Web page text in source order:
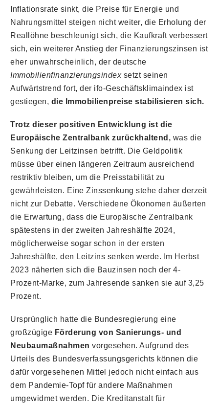
Inflationsrate sinkt, die Preise für Energie und
Nahrungsmittel steigen nicht weiter, die Erholung der
Reallöhne beschleunigt sich, die Kaufkraft verbessert
sich, ein weiterer Anstieg der Finanzierungszinsen ist
eher unwahrscheinlich, der deutsche
Immobilienfinanzierungsindexsetzt seinen
Aufwärtstrend fort, der ifo-Geschäftsklimaindex ist
gestiegen, die Immobilienpreise stabilisieren sich.
Trotz dieser positiven Entwicklung ist die
Europäische Zentralbank zurückhaltend, was die
Senkung der Leitzinsen betrifft. Die Geldpolitik
müsse über einen längeren Zeitraum ausreichend
restriktiv bleiben, um die Preisstabilität zu
gewährleisten. Eine Zinssenkung stehe daher derzeit
nicht zur Debatte. Verschiedene Ökonomen äußerten
die Erwartung, dass die Europäische Zentralbank
spätestens in der zweiten Jahreshälfte 2024,
möglicherweise sogar schon in der ersten
Jahreshälfte, den Leitzins senken werde. Im Herbst
2023 näherten sich die Bauzinsen noch der 4-
Prozent-Marke, zum Jahresende sanken sie auf 3,25
Prozent.
Ursprünglich hatte die Bundesregierung eine
großzügige Förderung von Sanierungs- und
Neubaumaßnahmen vorgesehen. Aufgrund des
Urteils des Bundesverfassungsgerichts können die
dafür vorgesehenen Mittel jedoch nicht einfach aus
dem Pandemie-Topf für andere Maßnahmen
umgewidmet werden. Die Kreditanstalt für